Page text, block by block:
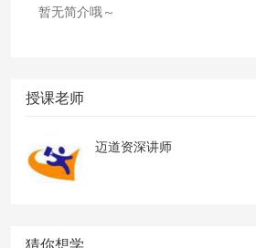
暂无简介哦～
授课老师
迈道资深讲师
猜你想学